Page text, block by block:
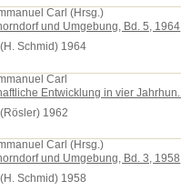
Carl (Hrsg.)
und Umgebung, Bd. 5, 1964
Schmid) 1964
Carl
Entwicklung in vier Jahrhun...
1962
Carl (Hrsg.)
und Umgebung, Bd. 3, 1958
Schmid) 1958